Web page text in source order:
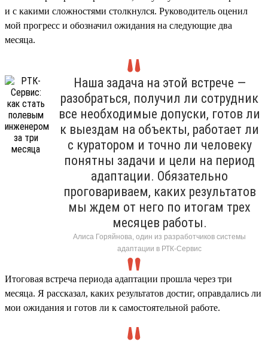
и с какими сложностями столкнулся. Руководитель оценил
мой прогресс и обозначил ожидания на следующие два
месяца.
Наша задача на этой встрече —
разобраться, получил ли сотрудник
все необходимые допуски, готов ли
к выездам на объекты, работает ли
с куратором и точно ли человеку
понятны задачи и цели на период
адаптации. Обязательно
проговариваем, каких результатов
мы ждем от него по итогам трех
месяцев работы.
Алиса Горяйнова, один из разработчиков системы
адаптации в РТК-Сервис
Итоговая встреча периода адаптации прошла через три
месяца. Я рассказал, каких результатов достиг, оправдались ли
мои ожидания и готов ли к самостоятельной работе.